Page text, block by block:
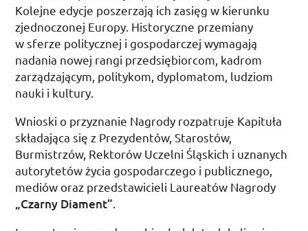
Kolejne edycje poszerzają ich zasięg w kierunku
zjednoczonej Europy. Historyczne przemiany
w sferze politycznej i gospodarczej wymagają
nadania nowej rangi przedsiębiorcom, kadrom
zarządzającym, politykom, dyplomatom, ludziom
nauki i kultury.
Wnioski o przyznanie Nagrody rozpatruje Kapituła
składająca się z Prezydentów, Starostów,
Burmistrzów, Rektorów Uczelni Śląskich i uznanych
autorytetów życia gospodarczego i publicznego,
mediów oraz przedstawicieli Laureatów Nagrody
„Czarny Diament”